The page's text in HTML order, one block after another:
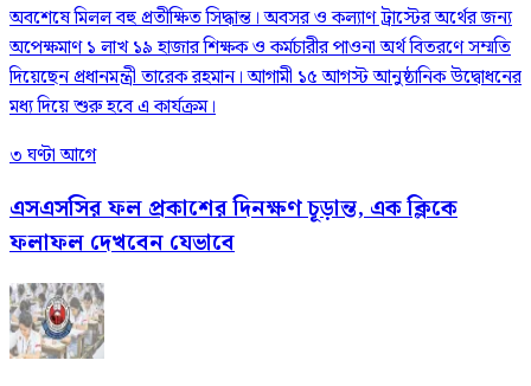
অবশেষে মিলল বহু প্রতীক্ষিত সিদ্ধান্ত। অবসর ও কল্যাণ ট্রাস্টের অর্থের জন্য
অপেক্ষমাণ ১ লাখ ১৯ হাজার শিক্ষক ও কর্মচারীর পাওনা অর্থ বিতরণে সম্মতি
দিয়েছেন প্রধানমন্ত্রী তারেক রহমান। আগামী ১৫ আগস্ট আনুষ্ঠানিক উদ্বোধনের
মধ্য দিয়ে শুরু হবে এ কার্যক্রম।
৩ ঘণ্টা আগে
এসএসসির ফল প্রকাশের দিনক্ষণ চূড়ান্ত, এক ক্লিকে
ফলাফল দেখবেন যেভাবে